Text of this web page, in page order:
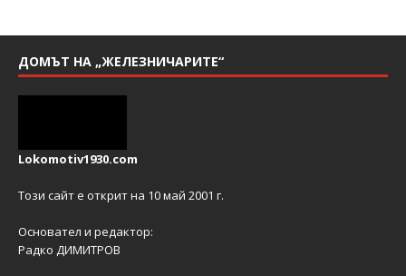
ДОМЪТ НА „ЖЕЛЕЗНИЧАРИТЕ“
Lokomotiv1930.com
Този сайт е открит на 10 май 2001 г.
Основател и редактор:
Радко ДИМИТРОВ